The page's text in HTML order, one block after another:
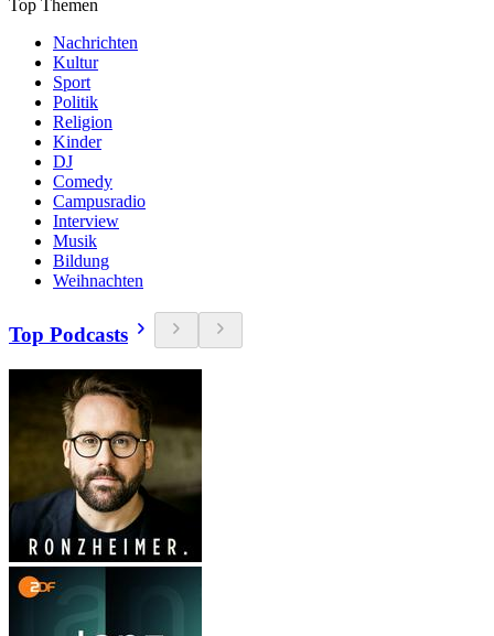
Top Themen
Nachrichten
Kultur
Sport
Politik
Religion
Kinder
DJ
Comedy
Campusradio
Interview
Musik
Bildung
Weihnachten
Top Podcasts